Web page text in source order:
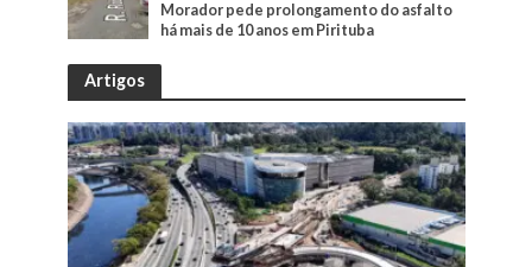
Morador pede prolongamento do asfalto
há mais de 10 anos em Pirituba
Artigos